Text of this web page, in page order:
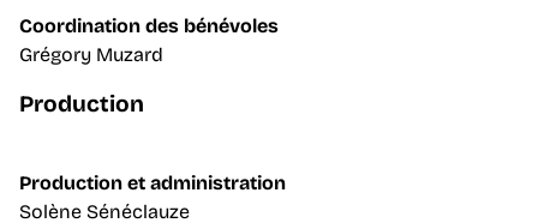
Coordination des bénévoles
Grégory Muzard
Production
Production et administration
Solène Sénéclauze